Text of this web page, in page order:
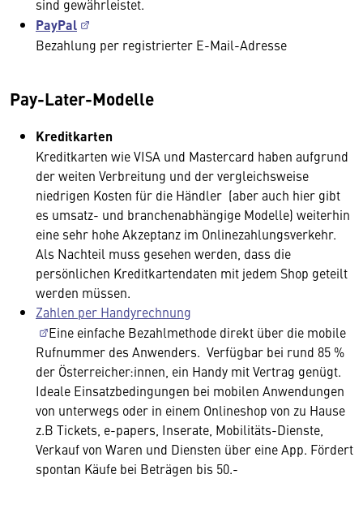
sind gewährleistet.
PayPal
Bezahlung per registrierter E-Mail-Adresse
Pay-Later-Modelle
Kreditkarten
Kreditkarten wie VISA und Mastercard haben aufgrund
der weiten Verbreitung und der vergleichsweise
niedrigen Kosten für die Händler (aber auch hier gibt
es umsatz- und branchenabhängige Modelle) weiterhin
eine sehr hohe Akzeptanz im Onlinezahlungsverkehr.
Als Nachteil muss gesehen werden, dass die
persönlichen Kreditkartendaten mit jedem Shop geteilt
werden müssen.
Zahlen per Handyrechnung
Eine einfache Bezahlmethode direkt über die mobile
Rufnummer des Anwenders. Verfügbar bei rund 85 %
der Österreicher:innen, ein Handy mit Vertrag genügt.
Ideale Einsatzbedingungen bei mobilen Anwendungen
von unterwegs oder in einem Onlineshop von zu Hause
z.B Tickets, e-papers, Inserate, Mobilitäts-Dienste,
Verkauf von Waren und Diensten über eine App. Fördert
spontan Käufe bei Beträgen bis 50.-